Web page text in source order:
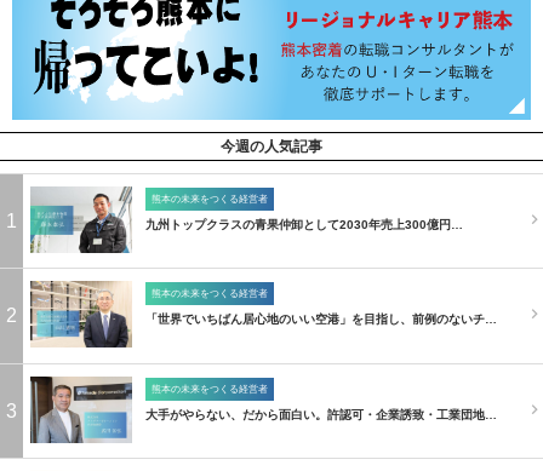
今週の人気記事
1
熊本の未来をつくる経営者
九州トップクラスの青果仲卸として2030年売上300億円…
2
熊本の未来をつくる経営者
「世界でいちばん居心地のいい空港」を目指し、前例のないチ…
3
熊本の未来をつくる経営者
大手がやらない、だから面白い。許認可・企業誘致・工業団地…